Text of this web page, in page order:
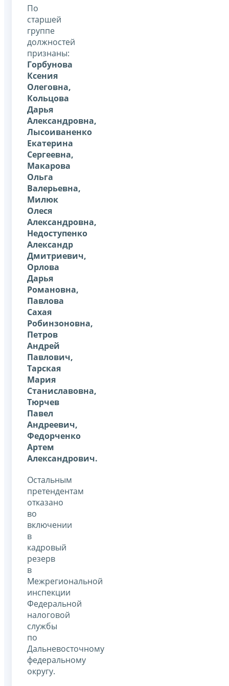
По
старшей
группе
должностей
признаны:
Горбунова
Ксения
Олеговна,
Кольцова
Дарья
Александровна,
Лысоиваненко
Екатерина
Сергеевна,
Макарова
Ольга
Валерьевна,
Милюк
Олеся
Александровна,
Недоступенко
Александр
Дмитриевич,
Орлова
Дарья
Романовна,
Павлова
Сахая
Робинзоновна,
Петров
Андрей
Павлович,
Тарская
Мария
Станиславовна,
Тюрчев
Павел
Андреевич,
Федорченко
Артем
Александрович.
Остальным
претендентам
отказано
во
включении
в
кадровый
резерв
в
Межрегиональной
инспекции
Федеральной
налоговой
службы
по
Дальневосточному
федеральному
округу.